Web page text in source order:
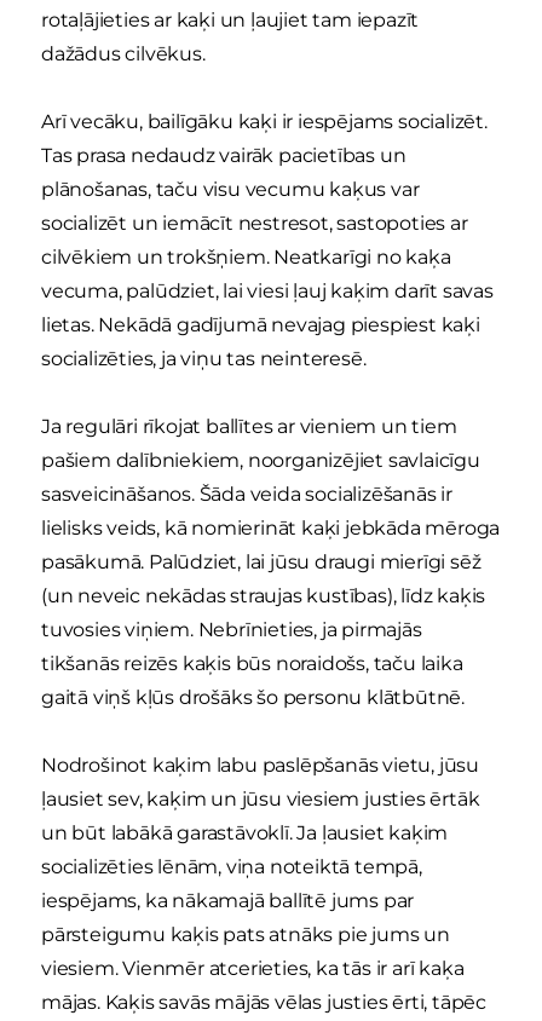
rotaļājieties ar kaķi un ļaujiet tam iepazīt
dažādus cilvēkus.
Arī vecāku, bailīgāku kaķi ir iespējams socializēt.
Tas prasa nedaudz vairāk pacietības un
plānošanas, taču visu vecumu kaķus var
socializēt un iemācīt nestresot, sastopoties ar
cilvēkiem un trokšņiem. Neatkarīgi no kaķa
vecuma, palūdziet, lai viesi ļauj kaķim darīt savas
lietas. Nekādā gadījumā nevajag piespiest kaķi
socializēties, ja viņu tas neinteresē.
Ja regulāri rīkojat ballītes ar vieniem un tiem
pašiem dalībniekiem, noorganizējiet savlaicīgu
sasveicināšanos. Šāda veida socializēšanās ir
lielisks veids, kā nomierināt kaķi jebkāda mēroga
pasākumā. Palūdziet, lai jūsu draugi mierīgi sēž
(un neveic nekādas straujas kustības), līdz kaķis
tuvosies viņiem. Nebrīnieties, ja pirmajās
tikšanās reizēs kaķis būs noraidošs, taču laika
gaitā viņš kļūs drošāks šo personu klātbūtnē.
Nodrošinot kaķim labu paslēpšanās vietu, jūsu
ļausiet sev, kaķim un jūsu viesiem justies ērtāk
un būt labākā garastāvoklī. Ja ļausiet kaķim
socializēties lēnām, viņa noteiktā tempā,
iespējams, ka nākamajā ballītē jums par
pārsteigumu kaķis pats atnāks pie jums un
viesiem. Vienmēr atcerieties, ka tās ir arī kaķa
mājas. Kaķis savās mājās vēlas justies ērti, tāpēc